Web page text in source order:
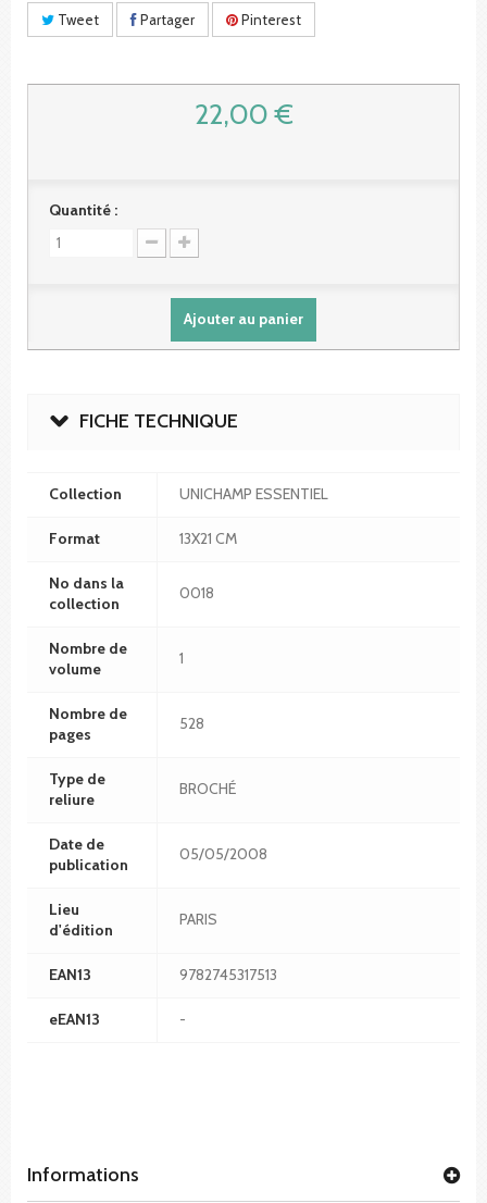
Tweet Partager Pinterest
22,00 €
Quantité :
Ajouter au panier
FICHE TECHNIQUE
Collection UNICHAMP ESSENTIEL
Format 13X21 CM
No dans la
collection
0018
Nombre de
volume
1
Nombre de
pages
528
Type de
reliure
BROCHÉ
Date de
publication
05/05/2008
Lieu
d'édition
PARIS
EAN13 9782745317513
eEAN13 -
Informations